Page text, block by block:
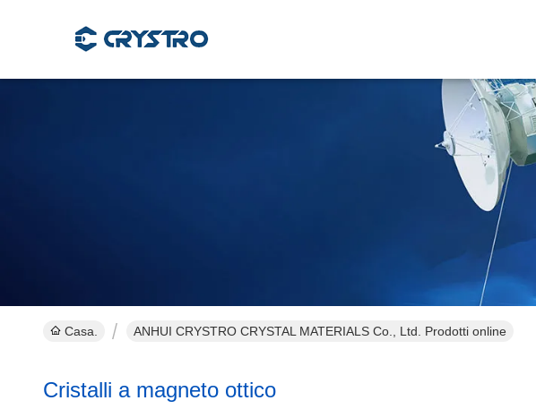
Casa. ANHUI CRYSTRO CRYSTAL MATERIALS Co., Ltd. Prodotti online
Cristalli a magneto ottico